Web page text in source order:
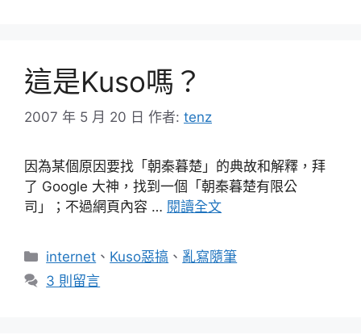
這是Kuso嗎？
2007 年 5 月 20 日 作者: tenz
因為某個原因要找「朝秦暮楚」的典故和解釋，拜
了 Google 大神，找到一個「朝秦暮楚有限公
司」；不過網頁內容 … 閱讀全文
分
類
internet 、 Kuso惡搞 、 亂寫隨筆
3 則留言